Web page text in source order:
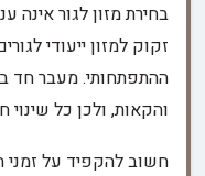
בחירת מזון לגור אינה
זקוק למזון ייעודי
ההתפתחותי. מעבר חד
והקאות, ולכן כל
חשוב להקפיד על זמני